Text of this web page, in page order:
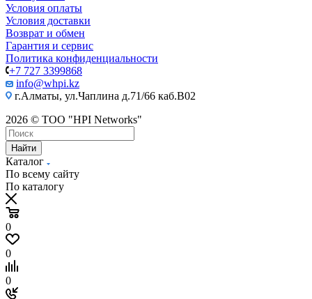
Условия оплаты
Условия доставки
Возврат и обмен
Гарантия и сервис
Политика конфиденциальности
+7 727 3399868
info@whpi.kz
г.Алматы, ул.Чаплина д.71/66 каб.B02
2026 © ТОО "HPI Networks"
Найти
Каталог
По всему сайту
По каталогу
0
0
0